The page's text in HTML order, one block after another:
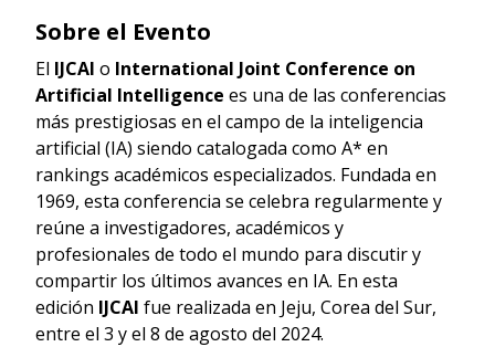
Sobre el Evento
El IJCAI o International Joint Conference on
Artificial Intelligence es una de las conferencias
más prestigiosas en el campo de la inteligencia
artificial (IA) siendo catalogada como A* en
rankings académicos especializados. Fundada en
1969, esta conferencia se celebra regularmente y
reúne a investigadores, académicos y
profesionales de todo el mundo para discutir y
compartir los últimos avances en IA. En esta
edición IJCAI fue realizada en Jeju, Corea del Sur,
entre el 3 y el 8 de agosto del 2024.